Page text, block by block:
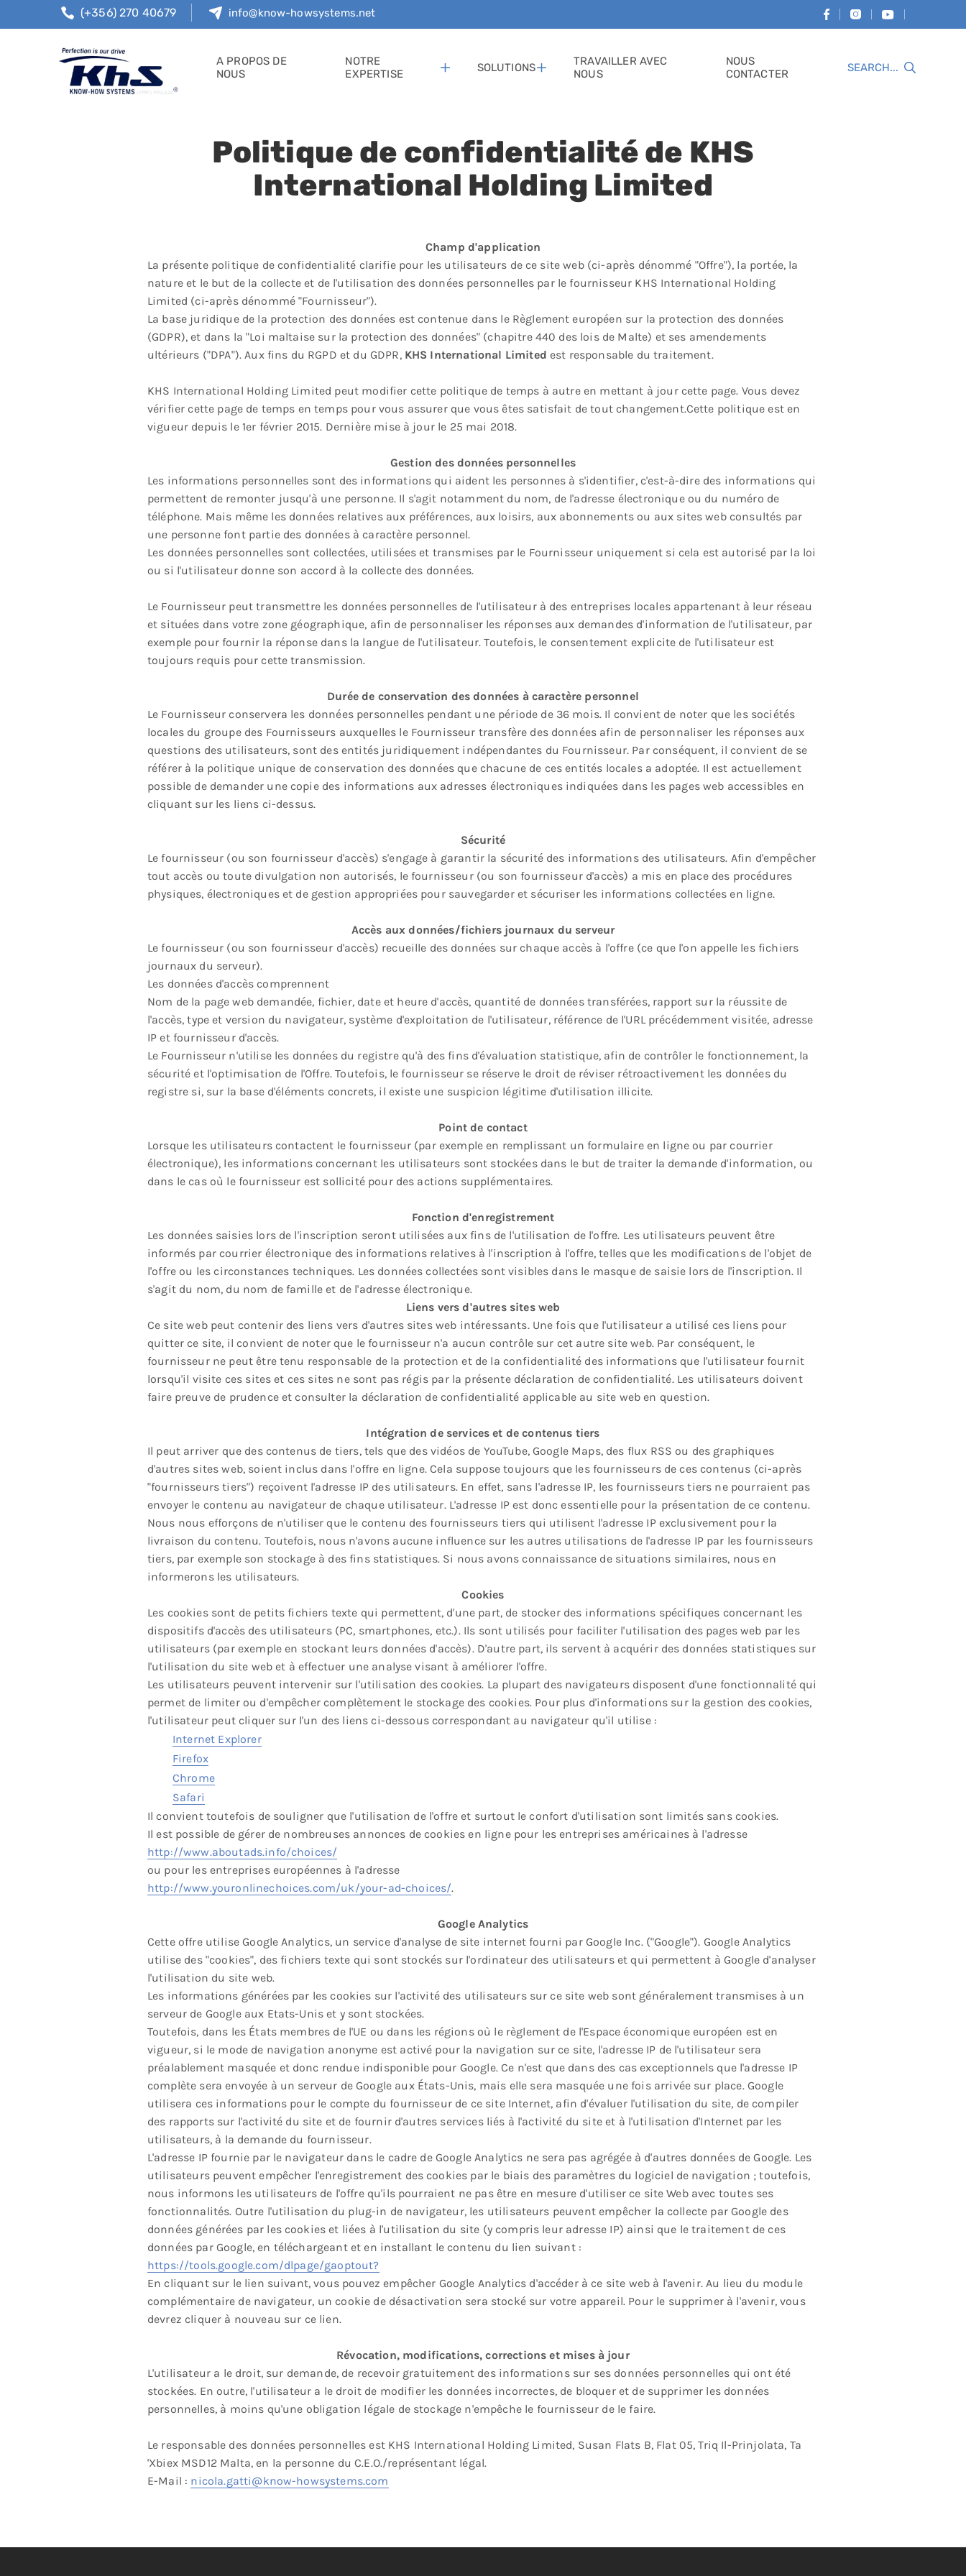
(+356) 270 40679 info@know-howsystems.net
A PROPOS DE
NOUS
NOTRE
EXPERTISE
SOLUTIONS
TRAVAILLER AVEC
NOUS
NOUS
CONTACTER
Recherche
Politique de confidentialité de KHS
International Holding Limited
Champ d'application
La présente politique de confidentialité clarifie pour les utilisateurs de ce site web (ci-après dénommé "Offre"), la portée, la
nature et le but de la collecte et de l'utilisation des données personnelles par le fournisseur KHS International Holding
Limited (ci-après dénommé "Fournisseur").
La base juridique de la protection des données est contenue dans le Règlement européen sur la protection des données
(GDPR), et dans la "Loi maltaise sur la protection des données" (chapitre 440 des lois de Malte) et ses amendements
ultérieurs ("DPA"). Aux fins du RGPD et du GDPR, KHS International Limited est responsable du traitement.
KHS International Holding Limited peut modifier cette politique de temps à autre en mettant à jour cette page. Vous devez
vérifier cette page de temps en temps pour vous assurer que vous êtes satisfait de tout changement.Cette politique est en
vigueur depuis le 1er février 2015. Dernière mise à jour le 25 mai 2018.
Gestion des données personnelles
Les informations personnelles sont des informations qui aident les personnes à s'identifier, c'est-à-dire des informations qui
permettent de remonter jusqu'à une personne. Il s'agit notamment du nom, de l'adresse électronique ou du numéro de
téléphone. Mais même les données relatives aux préférences, aux loisirs, aux abonnements ou aux sites web consultés par
une personne font partie des données à caractère personnel.
Les données personnelles sont collectées, utilisées et transmises par le Fournisseur uniquement si cela est autorisé par la loi
ou si l'utilisateur donne son accord à la collecte des données.
Le Fournisseur peut transmettre les données personnelles de l'utilisateur à des entreprises locales appartenant à leur réseau
et situées dans votre zone géographique, afin de personnaliser les réponses aux demandes d'information de l'utilisateur, par
exemple pour fournir la réponse dans la langue de l'utilisateur. Toutefois, le consentement explicite de l'utilisateur est
toujours requis pour cette transmission.
Durée de conservation des données à caractère personnel
Le Fournisseur conservera les données personnelles pendant une période de 36 mois. Il convient de noter que les sociétés
locales du groupe des Fournisseurs auxquelles le Fournisseur transfère des données afin de personnaliser les réponses aux
questions des utilisateurs, sont des entités juridiquement indépendantes du Fournisseur. Par conséquent, il convient de se
référer à la politique unique de conservation des données que chacune de ces entités locales a adoptée. Il est actuellement
possible de demander une copie des informations aux adresses électroniques indiquées dans les pages web accessibles en
cliquant sur les liens ci-dessus.
Sécurité
Le fournisseur (ou son fournisseur d'accès) s'engage à garantir la sécurité des informations des utilisateurs. Afin d'empêcher
tout accès ou toute divulgation non autorisés, le fournisseur (ou son fournisseur d'accès) a mis en place des procédures
physiques, électroniques et de gestion appropriées pour sauvegarder et sécuriser les informations collectées en ligne.
Accès aux données/fichiers journaux du serveur
Le fournisseur (ou son fournisseur d'accès) recueille des données sur chaque accès à l'offre (ce que l'on appelle les fichiers
journaux du serveur).
Les données d'accès comprennent
Nom de la page web demandée, fichier, date et heure d'accès, quantité de données transférées, rapport sur la réussite de
l'accès, type et version du navigateur, système d'exploitation de l'utilisateur, référence de l'URL précédemment visitée, adresse
IP et fournisseur d'accès.
Le Fournisseur n'utilise les données du registre qu'à des fins d'évaluation statistique, afin de contrôler le fonctionnement, la
sécurité et l'optimisation de l'Offre. Toutefois, le fournisseur se réserve le droit de réviser rétroactivement les données du
registre si, sur la base d'éléments concrets, il existe une suspicion légitime d'utilisation illicite.
Point de contact
Lorsque les utilisateurs contactent le fournisseur (par exemple en remplissant un formulaire en ligne ou par courrier
électronique), les informations concernant les utilisateurs sont stockées dans le but de traiter la demande d'information, ou
dans le cas où le fournisseur est sollicité pour des actions supplémentaires.
Fonction d'enregistrement
Les données saisies lors de l'inscription seront utilisées aux fins de l'utilisation de l'offre. Les utilisateurs peuvent être
informés par courrier électronique des informations relatives à l'inscription à l'offre, telles que les modifications de l'objet de
l'offre ou les circonstances techniques. Les données collectées sont visibles dans le masque de saisie lors de l'inscription. Il
s'agit du nom, du nom de famille et de l'adresse électronique.
Liens vers d'autres sites web
Ce site web peut contenir des liens vers d'autres sites web intéressants. Une fois que l'utilisateur a utilisé ces liens pour
quitter ce site, il convient de noter que le fournisseur n'a aucun contrôle sur cet autre site web. Par conséquent, le
fournisseur ne peut être tenu responsable de la protection et de la confidentialité des informations que l'utilisateur fournit
lorsqu'il visite ces sites et ces sites ne sont pas régis par la présente déclaration de confidentialité. Les utilisateurs doivent
faire preuve de prudence et consulter la déclaration de confidentialité applicable au site web en question.
Intégration de services et de contenus tiers
Il peut arriver que des contenus de tiers, tels que des vidéos de YouTube, Google Maps, des flux RSS ou des graphiques
d'autres sites web, soient inclus dans l'offre en ligne. Cela suppose toujours que les fournisseurs de ces contenus (ci-après
"fournisseurs tiers") reçoivent l'adresse IP des utilisateurs. En effet, sans l'adresse IP, les fournisseurs tiers ne pourraient pas
envoyer le contenu au navigateur de chaque utilisateur. L'adresse IP est donc essentielle pour la présentation de ce contenu.
Nous nous efforçons de n'utiliser que le contenu des fournisseurs tiers qui utilisent l'adresse IP exclusivement pour la
livraison du contenu. Toutefois, nous n'avons aucune influence sur les autres utilisations de l'adresse IP par les fournisseurs
tiers, par exemple son stockage à des fins statistiques. Si nous avons connaissance de situations similaires, nous en
informerons les utilisateurs.
Cookies
Les cookies sont de petits fichiers texte qui permettent, d'une part, de stocker des informations spécifiques concernant les
dispositifs d'accès des utilisateurs (PC, smartphones, etc.). Ils sont utilisés pour faciliter l'utilisation des pages web par les
utilisateurs (par exemple en stockant leurs données d'accès). D'autre part, ils servent à acquérir des données statistiques sur
l'utilisation du site web et à effectuer une analyse visant à améliorer l'offre.
Les utilisateurs peuvent intervenir sur l'utilisation des cookies. La plupart des navigateurs disposent d'une fonctionnalité qui
permet de limiter ou d'empêcher complètement le stockage des cookies. Pour plus d'informations sur la gestion des cookies,
l'utilisateur peut cliquer sur l'un des liens ci-dessous correspondant au navigateur qu'il utilise :
Internet Explorer
Firefox
Chrome
Safari
Il convient toutefois de souligner que l'utilisation de l'offre et surtout le confort d'utilisation sont limités sans cookies.
Il est possible de gérer de nombreuses annonces de cookies en ligne pour les entreprises américaines à l'adresse
http://www.aboutads.info/choices/
ou pour les entreprises européennes à l'adresse
http://www.youronlinechoices.com/uk/your-ad-choices/.
Google Analytics
Cette offre utilise Google Analytics, un service d'analyse de site internet fourni par Google Inc. ("Google"). Google Analytics
utilise des "cookies", des fichiers texte qui sont stockés sur l'ordinateur des utilisateurs et qui permettent à Google d'analyser
l'utilisation du site web.
Les informations générées par les cookies sur l'activité des utilisateurs sur ce site web sont généralement transmises à un
serveur de Google aux Etats-Unis et y sont stockées.
Toutefois, dans les États membres de l'UE ou dans les régions où le règlement de l'Espace économique européen est en
vigueur, si le mode de navigation anonyme est activé pour la navigation sur ce site, l'adresse IP de l'utilisateur sera
préalablement masquée et donc rendue indisponible pour Google. Ce n'est que dans des cas exceptionnels que l'adresse IP
complète sera envoyée à un serveur de Google aux États-Unis, mais elle sera masquée une fois arrivée sur place. Google
utilisera ces informations pour le compte du fournisseur de ce site Internet, afin d'évaluer l'utilisation du site, de compiler
des rapports sur l'activité du site et de fournir d'autres services liés à l'activité du site et à l'utilisation d'Internet par les
utilisateurs, à la demande du fournisseur.
L'adresse IP fournie par le navigateur dans le cadre de Google Analytics ne sera pas agrégée à d'autres données de Google. Les
utilisateurs peuvent empêcher l'enregistrement des cookies par le biais des paramètres du logiciel de navigation ; toutefois,
nous informons les utilisateurs de l'offre qu'ils pourraient ne pas être en mesure d'utiliser ce site Web avec toutes ses
fonctionnalités. Outre l'utilisation du plug-in de navigateur, les utilisateurs peuvent empêcher la collecte par Google des
données générées par les cookies et liées à l'utilisation du site (y compris leur adresse IP) ainsi que le traitement de ces
données par Google, en téléchargeant et en installant le contenu du lien suivant :
https://tools.google.com/dlpage/gaoptout?
En cliquant sur le lien suivant, vous pouvez empêcher Google Analytics d'accéder à ce site web à l'avenir. Au lieu du module
complémentaire de navigateur, un cookie de désactivation sera stocké sur votre appareil. Pour le supprimer à l'avenir, vous
devrez cliquer à nouveau sur ce lien.
Révocation, modifications, corrections et mises à jour
L'utilisateur a le droit, sur demande, de recevoir gratuitement des informations sur ses données personnelles qui ont été
stockées. En outre, l'utilisateur a le droit de modifier les données incorrectes, de bloquer et de supprimer les données
personnelles, à moins qu'une obligation légale de stockage n'empêche le fournisseur de le faire.
Le responsable des données personnelles est KHS International Holding Limited, Susan Flats B, Flat 05, Triq Il-Prinjolata, Ta
'Xbiex MSD12 Malta, en la personne du C.E.O./représentant légal.
E-Mail : nicola.gatti@know-howsystems.com